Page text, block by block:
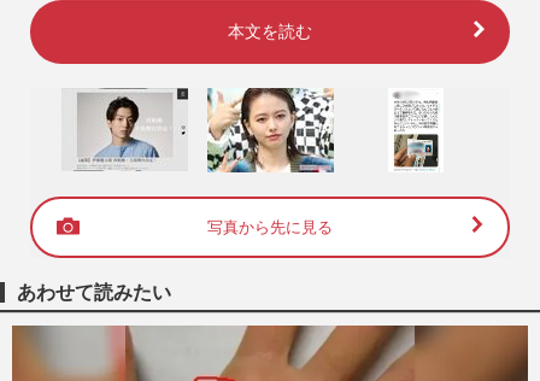
本文を読む
写真から先に見る
あわせて読みたい